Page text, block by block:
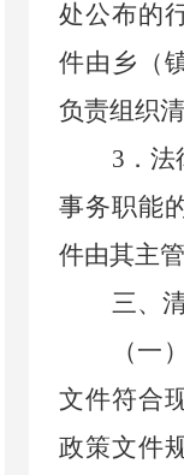
处公布的
件由乡（
负责组织清
3 ． 法
事务职能
件由其主
三、
（一
文件符合
政策文件